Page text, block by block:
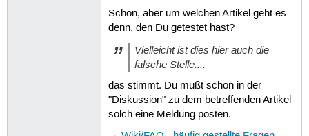
Schön, aber um welchen Artikel geht es
denn, den Du getestet hast?
Vielleicht ist dies hier auch die
falsche Stelle....
das stimmt. Du mußt schon in der
"Diskussion" zu dem betreffenden Artikel
solch eine Meldung posten.